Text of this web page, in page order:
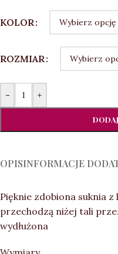
KOLOR
ROZMIAR
- +
OPISINFORMACJE
Pięknie zdobiona suknia
przechodzą niżej tali
wydłużona